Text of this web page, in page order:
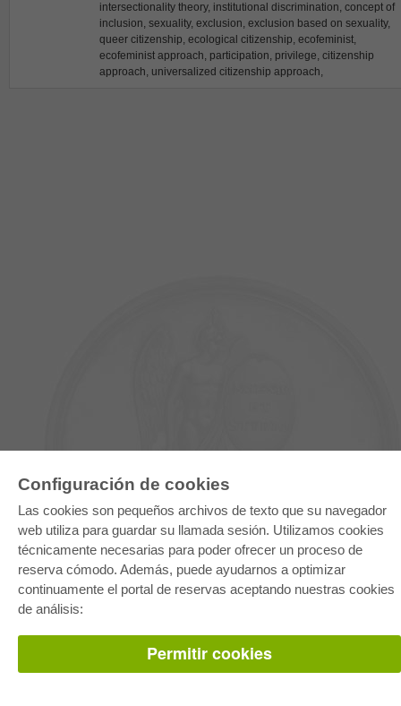
Configuración de cookies
Las cookies son pequeños archivos de texto que su navegador
web utiliza para guardar su llamada sesión. Utilizamos cookies
técnicamente necesarias para poder ofrecer un proceso de
reserva cómodo. Además, puede ayudarnos a optimizar
continuamente el portal de reservas aceptando nuestras cookies
de análisis:
Permitir cookies
intersectionality theory, institutional discrimination, concept of
inclusion, sexuality, exclusion, exclusion based on sexuality,
queer citizenship, ecological citizenship, ecofeminist,
ecofeminist approach, participation, privilege, citizenship
approach, universalized citizenship approach,
E-COLLECTION
Paquete entero
Paquete de especialidades
Pick & Choose
Facilitación de E-Books
TIENDA ONLINE
Las devoluciones